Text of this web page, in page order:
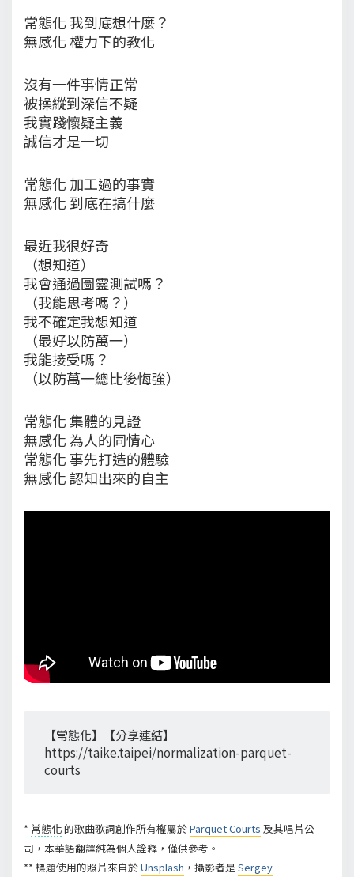
常態化 我到底想什麼？
無感化 權力下的教化
沒有一件事情正常
被操縱到深信不疑
我實踐懷疑主義
誠信才是一切
常態化 加工過的事實
無感化 到底在搞什麼
最近我很好奇
（想知道）
我會通過圖靈測試嗎？
（我能思考嗎？）
我不確定我想知道
（最好以防萬一）
我能接受嗎？
（以防萬一總比後悔強）
常態化 集體的見證
無感化 為人的同情心
常態化 事先打造的體驗
無感化 認知出來的自主
【常態化】【分享連結】
https://taike.taipei/normalization-parquet-
courts
* 常態化的歌曲歌詞創作所有權屬於Parquet Courts 及其唱片公
司，本華語翻譯純為個人詮釋，僅供參考。
** 標題使用的照片來自於Unsplash ，攝影者是 Sergey